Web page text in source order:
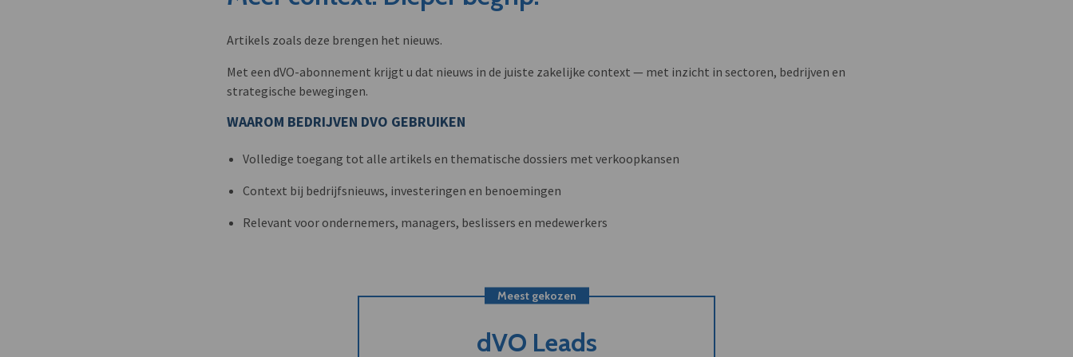
Artikels zoals deze brengen het nieuws.
Met een dVO-abonnement krijgt u dat nieuws in de juiste zakelijke context — met inzicht in sectoren, bedrijven en
strategische bewegingen.
WAAROM BEDRIJVEN DVO GEBRUIKEN
Volledige toegang tot alle artikels en thematische dossiers met verkoopkansen
Context bij bedrijfsnieuws, investeringen en benoemingen
Relevant voor ondernemers, managers, beslissers en medewerkers
Meest gekozen
dVO Leads